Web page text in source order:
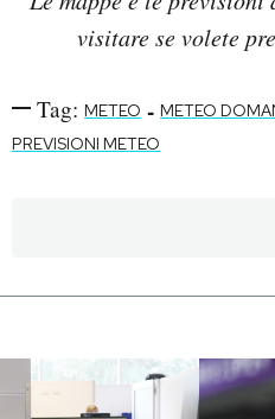
visitare se volete
Tag: METEO - METEO
PREVISIONI METEO